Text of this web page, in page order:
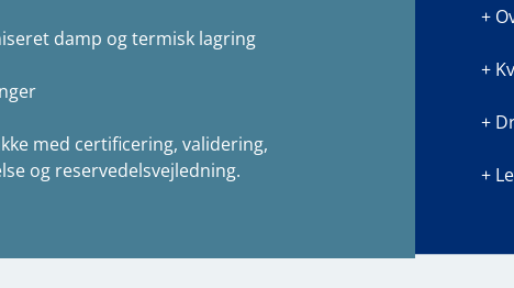
damp og termisk lagring
med certificering, validering,
og reservedelsvejledning.
+
+
+
+